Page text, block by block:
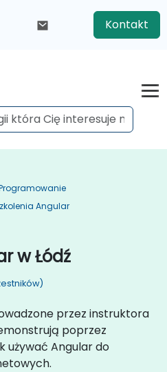
Kontakt
Angular
w Łódź
przez instruktora
poprzez
używać Angular do